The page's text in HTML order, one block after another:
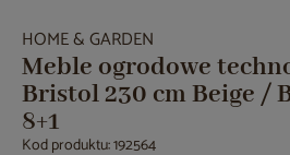
HOME & GARDEN
Meble ogrodowe
Bristol 230 cm Beige /
8+1
Kod produktu: 192564